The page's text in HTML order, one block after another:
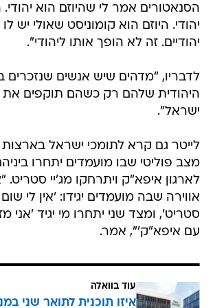
הסנאטורים אמר לי שהיוזם הוא יהודי.
יהודי. היוזם הוא קומוניסט שאולי יש
יהודיים. זה לא הופך אותו ליהודי".
לדבריו, "מדהים שיש אנשים שנזכרים
היהודית שלהם רק כשהם תוקפים את
ישראל".
לייטר גם קרא לתומכי ישראל בארצות
מצב פוליטי שבו מועמדים יתחרו
לארגון איפא"ק ויתרחקו מג'יי סטריט.
אווירה שבה מועמדים יגידו: 'אין לי
סטריט', ומצד שני יתחרו מי יגיד 'אני
עם איפא"ק'", אמר.
עוד בוואלה
איזו תוכנית לתואר שני